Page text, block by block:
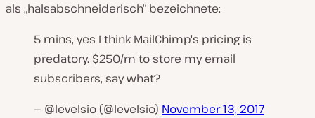
als „halsabschneiderisch“ bezeichnete:
5 mins, yes I think MailChimp's pricing is
predatory. $250/m to store my email
subscribers, say what?
— @levelsio (@levelsio) November 13, 2017